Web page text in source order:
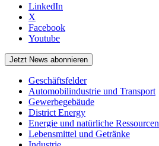
LinkedIn
X
Facebook
Youtube
Jetzt News abonnieren
Geschäftsfelder
Automobilindustrie und Transport
Gewerbegebäude
District Energy
Energie und natürliche Ressourcen
Lebensmittel und Getränke